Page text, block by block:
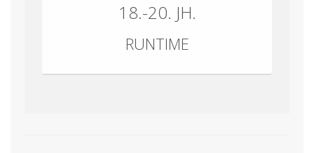
18.-20. JH.
RUNTIME